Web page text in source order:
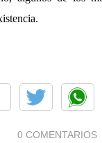
0 COMENTARIOS